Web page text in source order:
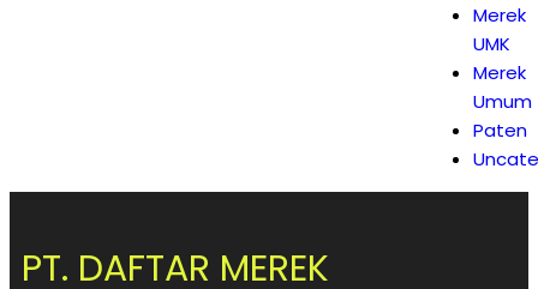
Merek
UMK
Merek
Umum
Paten
PT. DAFTAR MEREK